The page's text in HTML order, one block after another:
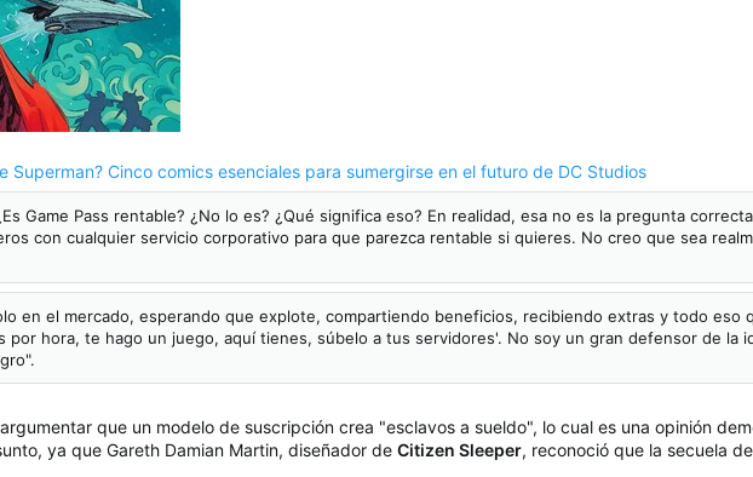
Superman? Cinco comics esenciales para sumergirse en el futuro de DC Studios
Game Pass rentable? ¿No lo es? ¿Qué significa eso? En realidad, esa no es la pregunta
con cualquier servicio corporativo para que parezca rentable si quieres. No creo que sea
en el mercado, esperando que explote, compartiendo beneficios, recibiendo extras y todo eso
por hora, te hago un juego, aquí tienes, súbelo a tus servidores'. No soy un gran defensor de la
que un modelo de suscripción crea "esclavos a sueldo", lo cual es una opinión
ya que Gareth Damian Martin, diseñador de Citizen Sleeper, reconoció que la secuela